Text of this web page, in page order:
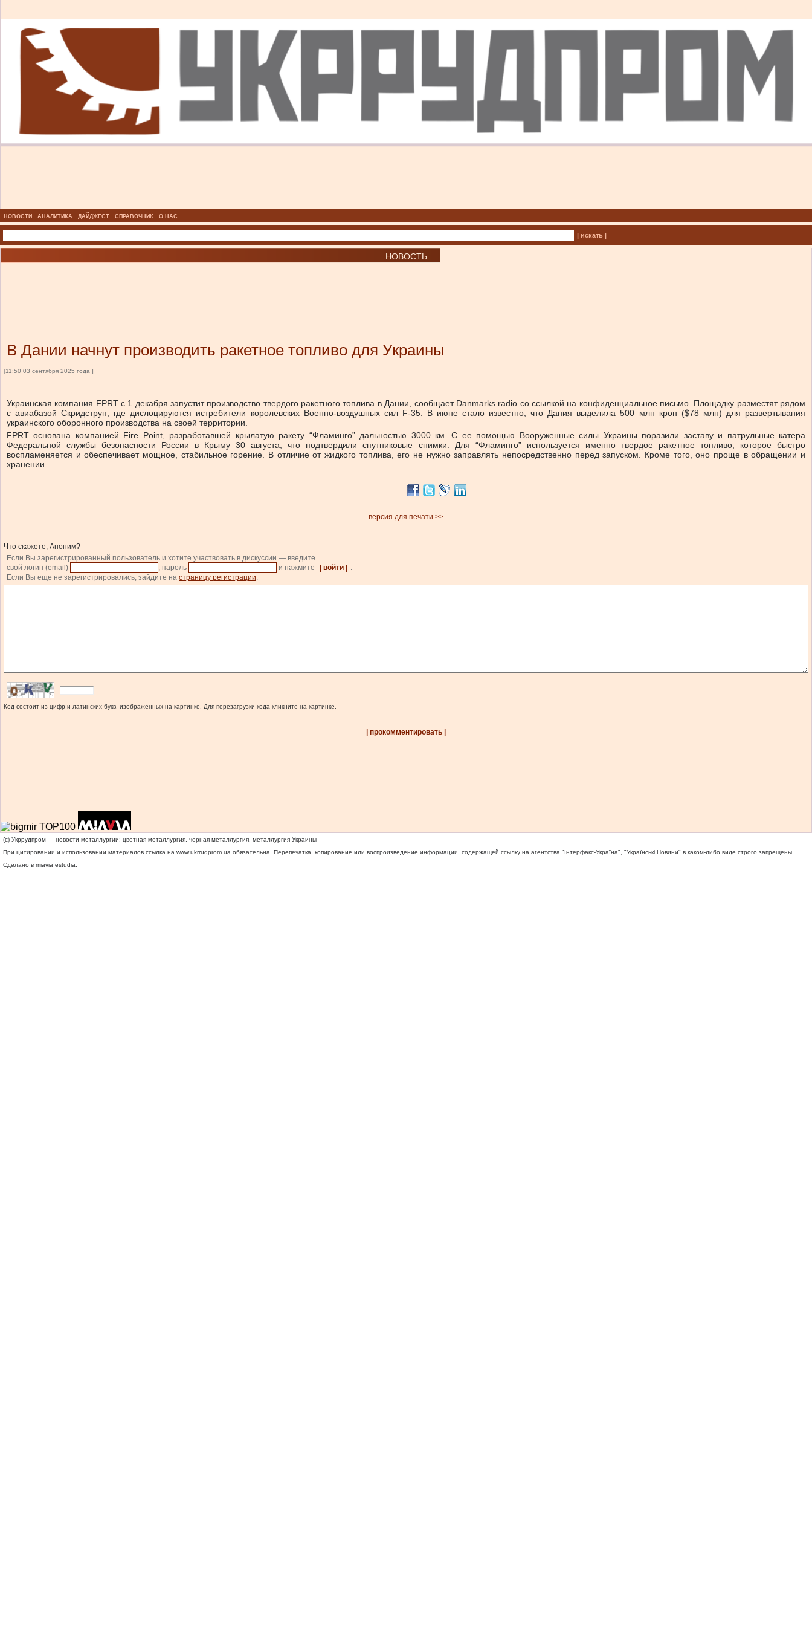
НОВОСТИ АНАЛИТИКА ДАЙДЖЕСТ СПРАВОЧНИК О НАС
| искать |
НОВОСТЬ
В Дании начнут производить ракетное топливо для Украины
[11:50 03 сентября 2025 года ]
Украинская компания FPRT с 1 декабря запустит производство твердого ракетного топлива в Дании, сообщает Danmarks radio со ссылкой на конфиденциальное письмо. Площадку разместят рядом
с авиабазой Скридструп, где дислоцируются истребители королевских Военно-воздушных сил F-35. В июне стало известно, что Дания выделила 500 млн крон ($78 млн) для развертывания
украинского оборонного производства на своей территории.
FPRT основана компанией Fire Point, разработавшей крылатую ракету “Фламинго” дальностью 3000 км. С ее помощью Вооруженные силы Украины поразили заставу и патрульные катера
Федеральной службы безопасности России в Крыму 30 августа, что подтвердили спутниковые снимки. Для “Фламинго” используется именно твердое ракетное топливо, которое быстро
воспламеняется и обеспечивает мощное, стабильное горение. В отличие от жидкого топлива, его не нужно заправлять непосредственно перед запуском. Кроме того, оно проще в обращении и
хранении.
версия для печати >>
Что скажете, Аноним?
Если Вы зарегистрированный пользователь и хотите участвовать в дискуссии — введите
свой логин (email)
, пароль и нажмите | войти |
.
Если Вы еще не зарегистрировались, зайдите на страницу регистрации.
Код состоит из цифр и латинских букв, изображенных на картинке. Для перезагрузки кода кликните на картинке.
| прокомментировать |
(c) Укррудпром — новости металлургии: цветная металлургия, черная металлургия, металлургия Украины
При цитировании и использовании материалов ссылка на www.ukrrudprom.ua обязательна. Перепечатка, копирование или воспроизведение информации, содержащей ссылку на агентства "Iнтерфакс-Україна", "Українськi Новини" в каком-либо виде строго запрещены
Сделано в miavia estudia.